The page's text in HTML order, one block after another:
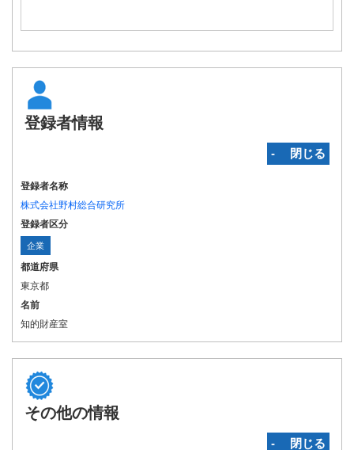
登録者情報
‐ 閉じる
登録者名称
株式会社野村総合研究所
登録者区分
企業
都道府県
東京都
名前
知的財産室
その他の情報
‐ 閉じる